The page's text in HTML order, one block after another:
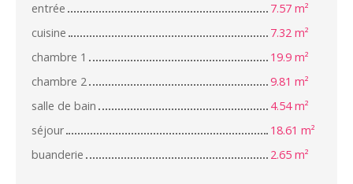
entrée
7.57 m²
cuisine
7.32 m²
chambre 1
19.9 m²
chambre 2
9.81 m²
salle de bain
4.54 m²
séjour
18.61 m²
buanderie
2.65 m²